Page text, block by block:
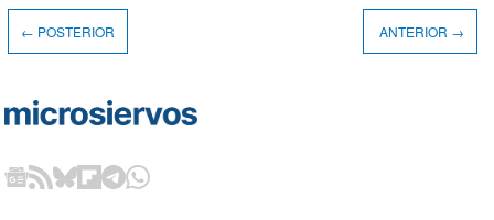
← POSTERIOR ANTERIOR →